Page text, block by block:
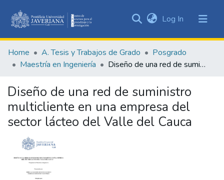
&
Collections
Statistics
Log In (current)
Home A. Tesis y Trabajos de Grado
Posgrado
Maestría en Ingeniería
Diseño de una red de suministro multicliente en una empresa del sector lácteo del Valle del Cauca
Diseño de una red de suministro
multicliente en una empresa del
sector lácteo del Valle del Cauca